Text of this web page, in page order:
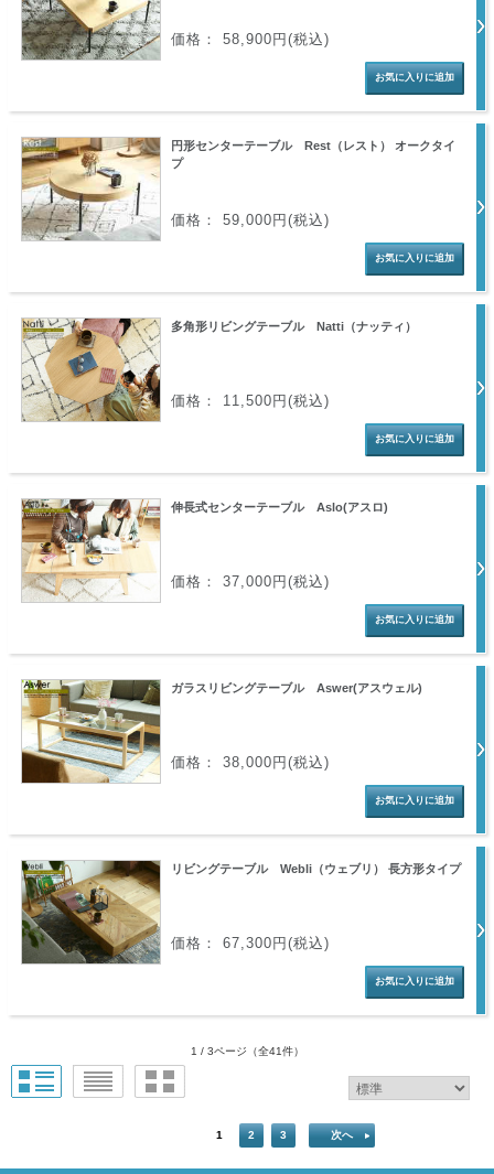
価格： 58,900円(税込)
円形センターテーブル Rest（レスト） オークタイ
プ
価格： 59,000円(税込)
多角形リビングテーブル Natti（ナッティ）
価格： 11,500円(税込)
伸長式センターテーブル Aslo(アスロ)
価格： 37,000円(税込)
ガラスリビングテーブル Aswer(アスウェル)
価格： 38,000円(税込)
リビングテーブル Webli（ウェブリ） 長方形タイプ
価格： 67,300円(税込)
1 / 3ページ （全41件）
1 2 3 次へ